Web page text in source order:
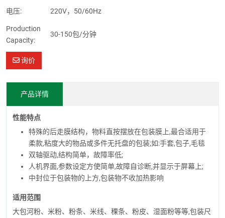
电压: 220V，50/60Hz
Production
Capacity:
30-150包/分钟
询价
产品详情
性能特点
特殊的后走膜结构，物料直按摆放在包装膜上,最合适用于
柔款,粘度大的物品或多件无托盘的包装;如:手套,包子,毛毯
双轴驱动,结构简单，故障率低;
人机界面,参数设定方使简单,故障自诊断,并显示于屏幕上;
中封位于包装物的上方,包装物不收加热影响
适用范围
大包河粉、米粉、粉条、米线、稞条、粉皮、湿面粉等等,包装尺